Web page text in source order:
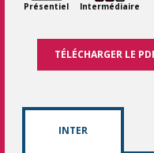
Présentiel Intermédiaire
TÉLÉCHARGER LE
INTER